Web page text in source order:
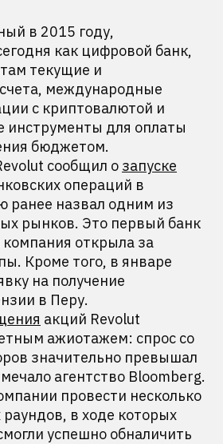
в 2015 году,
как цифровой банк,
текущие и
международные
с криптовалютой и
инструменты для оплаты
бюджетом.
сообщил о запуске
операций в
ранее назвал одним из
рынков. Это первый банк
открыла за
Кроме того, в январе
на получение
в Перу.
акций Revolut
ажиотажем: спрос со
значительно превышал
агентство Bloomberg.
провести несколько
в ходе которых
успешно обналичить